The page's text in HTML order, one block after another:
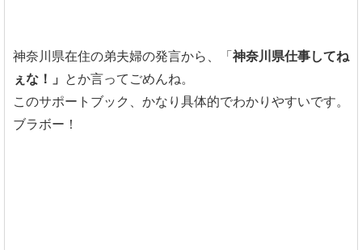
神奈川県在住の弟夫婦の発言から、「神奈川県仕事してね
ぇな！」 とか言ってごめんね。
このサポートブック、かなり具体的でわかりやすいです。
ブラボー！